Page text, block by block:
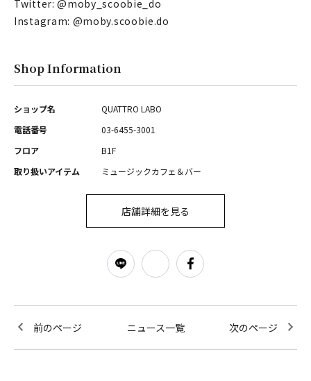
Twitter: @moby_scoobie_do
Instagram: @moby.scoobie.do
Shop Information
ショップ名
QUATTRO LABO
電話番号
03-6455-3001
フロア
B1F
取り扱いアイテム
ミュージックカフェ＆バー
店舗詳細を見る
前のページ ニュース一覧 次のページ